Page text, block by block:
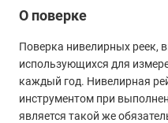
О поверке
Поверка нивелирных реек,
использующихся для
каждый год. Нивелирная
инструментом при
является такой же